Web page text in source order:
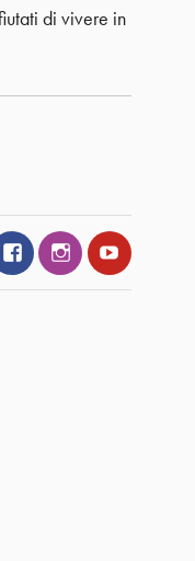
di vivere in
FacebookInstagramYouTube